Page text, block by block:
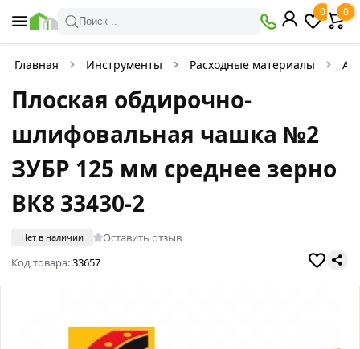
Поиск ..
0 0
Главная Инструменты Расходные материалы
Плоская обдирочно-
шлифовальная чашка №2
ЗУБР 125 мм среднее зерно
ВК8 33430-2
Нет в наличии
Оставить отзыв
Код товара:33657